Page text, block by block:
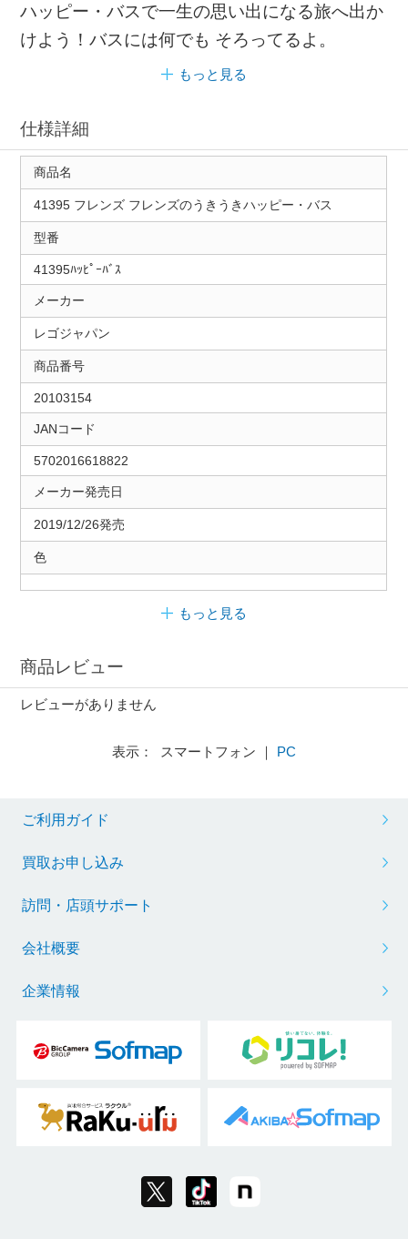
ハッピー・バスで一生の思い出になる旅へ出か
けよう！バスには何でも そろってるよ。
もっと見る
仕様詳細
商品名
41395 フレンズ フレンズのうきうきハッピー・バス
型番
41395ﾊｯﾋﾟｰﾊﾞｽ
メーカー
レゴジャパン
商品番号
20103154
JANコード
5702016618822
メーカー発売日
2019/12/26発売
色
もっと見る
商品レビュー
レビューがありません
表示： スマートフォン ｜ PC
ご利用ガイド
買取お申し込み
訪問・店頭サポート
会社概要
企業情報